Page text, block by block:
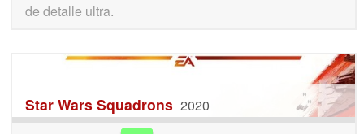
de detalle ultra.
Star Wars Squadrons 2020